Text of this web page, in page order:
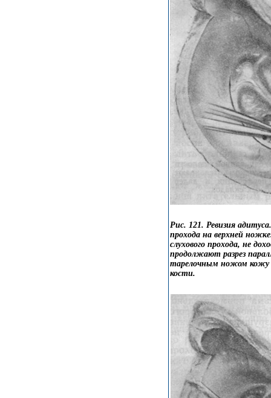
Рис. 121. Ревизия
прохода на верхней
слухового прохода, не
продолжают разрез
тарелочным ножом кожу
кости.